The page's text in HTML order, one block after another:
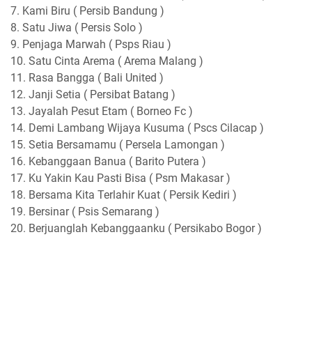
7. Kami Biru ( Persib Bandung )
8. Satu Jiwa ( Persis Solo )
9. Penjaga Marwah ( Psps Riau )
10. Satu Cinta Arema ( Arema Malang )
11. Rasa Bangga ( Bali United )
12. Janji Setia ( Persibat Batang )
13. Jayalah Pesut Etam ( Borneo Fc )
14. Demi Lambang Wijaya Kusuma ( Pscs Cilacap )
15. Setia Bersamamu ( Persela Lamongan )
16. Kebanggaan Banua ( Barito Putera )
17. Ku Yakin Kau Pasti Bisa ( Psm Makasar )
18. Bersama Kita Terlahir Kuat ( Persik Kediri )
19. Bersinar ( Psis Semarang )
20. Berjuanglah Kebanggaanku ( Persikabo Bogor )